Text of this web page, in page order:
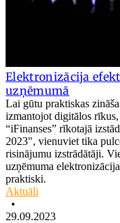
Elektronizācija
uzņēmumā
Lai gūtu praktiskas
izmantojot digitālos
“iFinanses” rīkotajā
2023", vienuviet tika
risinājumu izstrādātāji.
uzņēmuma
praktiski.
Aktuāli
•
29.09.2023